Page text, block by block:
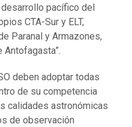
pacífico del
CTA-Sur y ELT,
Paranal y Armazones,
Antofagasta”.
deben adoptar todas
de su competencia
calidades astronómicas
de observación